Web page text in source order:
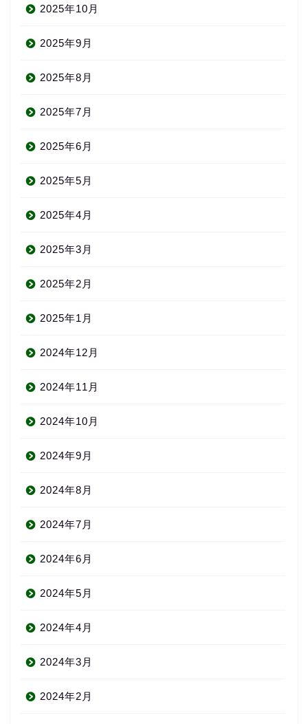
2025年10月
2025年9月
2025年8月
2025年7月
2025年6月
2025年5月
2025年4月
2025年3月
2025年2月
2025年1月
2024年12月
2024年11月
2024年10月
2024年9月
2024年8月
2024年7月
2024年6月
2024年5月
2024年4月
2024年3月
2024年2月